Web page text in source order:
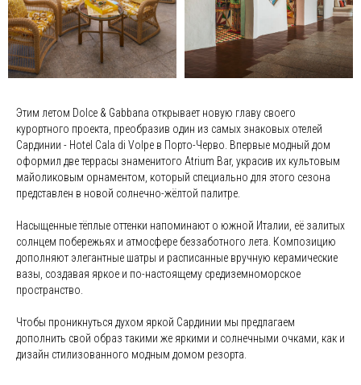
Этим летом Dolce & Gabbana открывает новую главу своего
курортного проекта, преобразив один из самых знаковых отелей
Сардинии - Hotel Cala di Volpe в Порто-Черво. Впервые модный дом
оформил две террасы знаменитого Atrium Bar, украсив их культовым
майоликовым орнаментом, который специально для этого сезона
представлен в новой солнечно-жёлтой палитре.
Насыщенные тёплые оттенки напоминают о южной Италии, её залитых
солнцем побережьях и атмосфере беззаботного лета. Композицию
дополняют элегантные шатры и расписанные вручную керамические
вазы, создавая яркое и по-настоящему средиземноморское
пространство.
Чтобы проникнуться духом яркой Сардинии мы предлагаем
дополнить свой образ такими же яркими и солнечными очками, как и
дизайн стилизованного модным домом резорта.